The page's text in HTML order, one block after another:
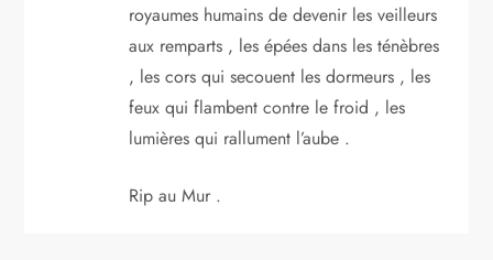
royaumes humains de devenir les veilleurs
aux remparts , les épées dans les ténèbres
, les cors qui secouent les dormeurs , les
feux qui flambent contre le froid , les
lumières qui rallument l’aube .
Rip au Mur .